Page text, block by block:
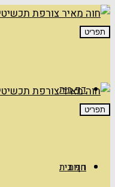
תפריט
דף בית
חנות
תפריט
דף בית